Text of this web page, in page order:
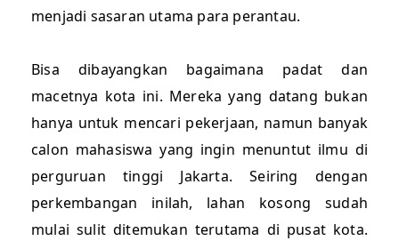
menjadi sasaran utama para perantau.
Bisa dibayangkan bagaimana padat dan
macetnya kota ini. Mereka yang datang bukan
hanya untuk mencari pekerjaan, namun banyak
calon mahasiswa yang ingin menuntut ilmu di
perguruan tinggi Jakarta. Seiring dengan
perkembangan inilah, lahan kosong sudah
mulai sulit ditemukan terutama di pusat kota.